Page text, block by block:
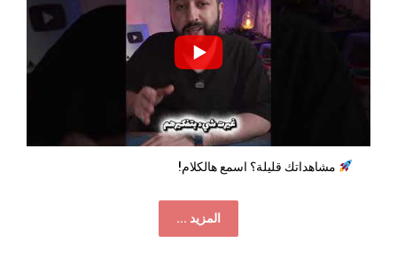
مشاهداتك قليلة؟ اسمع هالكلام!
المزيد ...